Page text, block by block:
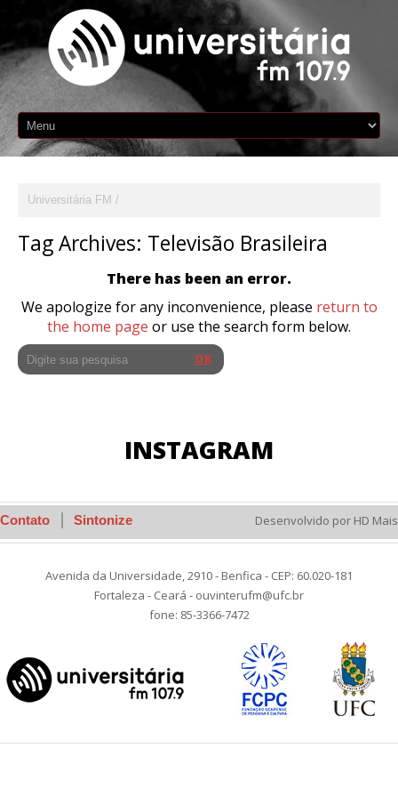
Universitária FM
Tag Archives: Televisão Brasileira
There has been an error.
We apologize for any inconvenience, please return to
the home page or use the search form below.
INSTAGRAM
Contato Sintonize Desenvolvido por HD Mais
Avenida da Universidade, 2910 - Benfica - CEP: 60.020-181
Fortaleza - Ceará - ouvinterufm@ufc.br
fone: 85-3366-7472